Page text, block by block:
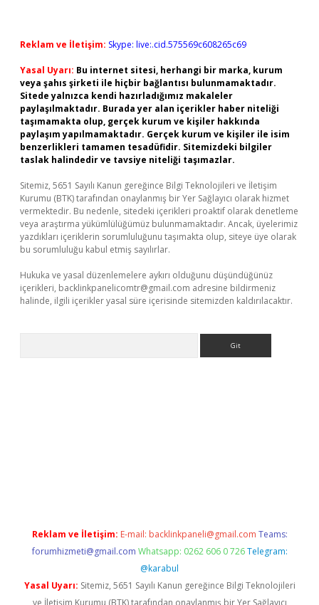
Reklam ve İletişim: Skype: live:.cid.575569c608265c69
Yasal Uyarı: Bu internet sitesi, herhangi bir marka, kurum
veya şahıs şirketi ile hiçbir bağlantısı bulunmamaktadır.
Sitede yalnızca kendi hazırladığımız makaleler
paylaşılmaktadır. Burada yer alan içerikler haber niteliği
taşımamakta olup, gerçek kurum ve kişiler hakkında
paylaşım yapılmamaktadır. Gerçek kurum ve kişiler ile isim
benzerlikleri tamamen tesadüfidir. Sitemizdeki bilgiler
taslak halindedir ve tavsiye niteliği taşımazlar.
Sitemiz, 5651 Sayılı Kanun gereğince Bilgi Teknolojileri ve İletişim
Kurumu (BTK) tarafından onaylanmış bir Yer Sağlayıcı olarak hizmet
vermektedir. Bu nedenle, sitedeki içerikleri proaktif olarak denetleme
veya araştırma yükümlülüğümüz bulunmamaktadır. Ancak, üyelerimiz
yazdıkları içeriklerin sorumluluğunu taşımakta olup, siteye üye olarak
bu sorumluluğu kabul etmiş sayılırlar.
Hukuka ve yasal düzenlemelere aykırı olduğunu düşündüğünüz
içerikleri, backlinkpanelicomtr@gmail.com adresine bildirmeniz
halinde, ilgili içerikler yasal süre içerisinde sitemizden kaldırılacaktır.
Reklam ve İletişim: E-mail: backlinkpaneli@gmail.com Teams:
forumhizmeti@gmail.com Whatsapp: 0262 606 0 726 Telegram:
@karabul
Yasal Uyarı: Sitemiz, 5651 Sayılı Kanun gereğince Bilgi Teknolojileri
ve İletişim Kurumu (BTK) tarafından onaylanmış bir Yer Sağlayıcı